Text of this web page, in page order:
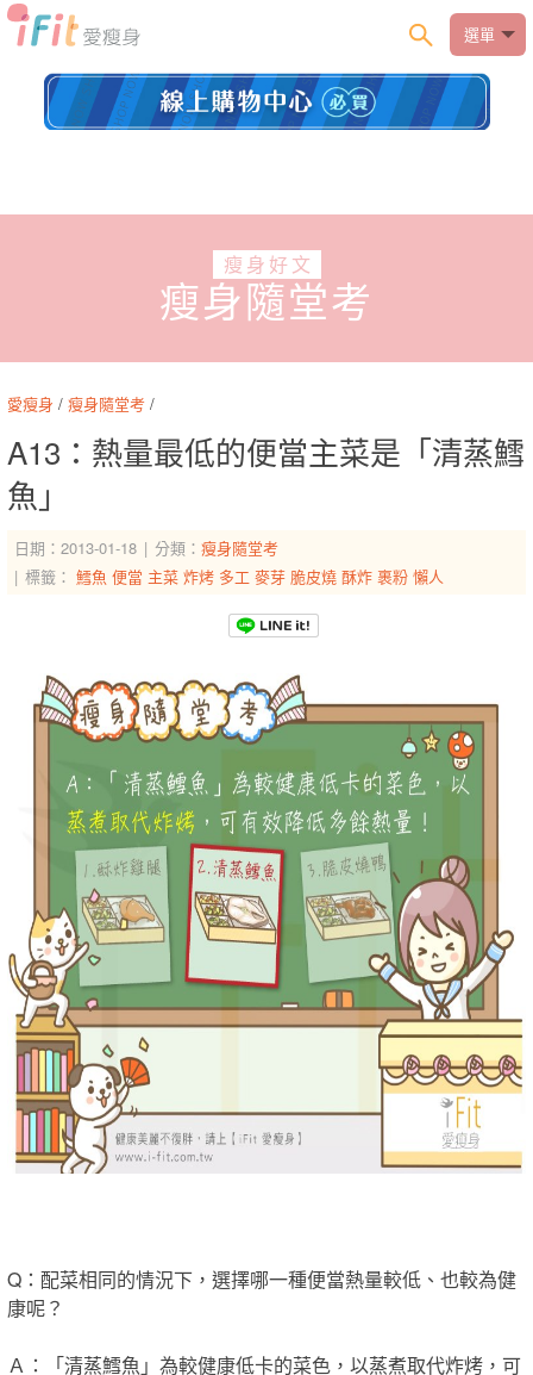
選單
瘦身好文
瘦身隨堂考
愛瘦身 / 瘦身隨堂考 /
A13：熱量最低的便當主菜是「清蒸鱈
魚」
日期：2013-01-18 分類： 瘦身隨堂考
標籤： 鱈魚 便當 主菜 炸烤 多工 麥芽 脆皮燒 酥炸 裹粉 懶人
Q：配菜相同的情況下，選擇哪一種便當熱量較低、也較為健
康呢？
Ａ：「清蒸鱈魚」為較健康低卡的菜色，以蒸煮取代炸烤，可